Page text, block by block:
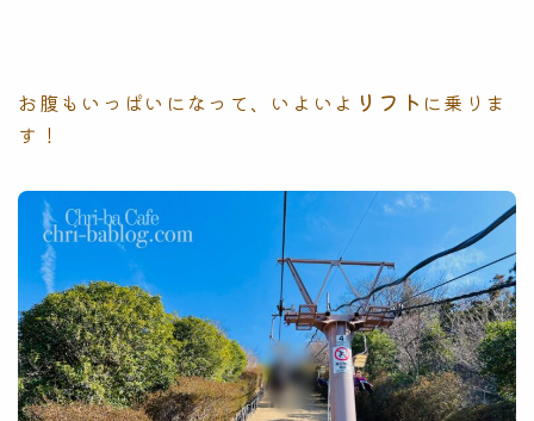
お腹もいっぱいになって、いよいよ リフト に乗りま
す！